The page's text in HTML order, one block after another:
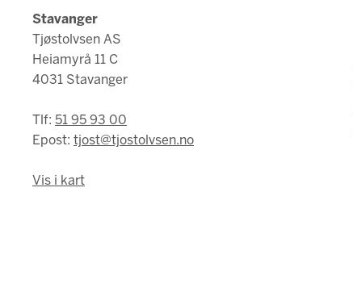
Stavanger
Tjøstolvsen AS
Heiamyrå 11 C
4031 Stavanger
Tlf: 51 95 93 00
Epost: tjost@tjostolvsen.no
Vis i kart